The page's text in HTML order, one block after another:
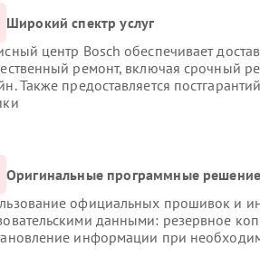
Широкий спектр услуг
центр Bosch обеспечивает
ремонт, включая срочный
Также предоставляется
Оригинальные программные
официальных прошивок и
данными: резервное
информации при